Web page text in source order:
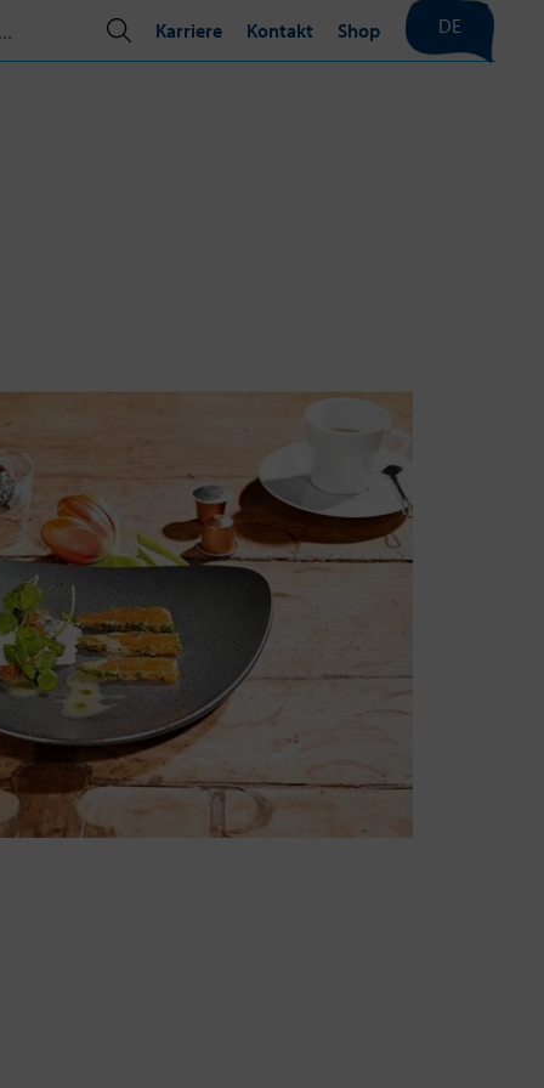
Karriere Kontakt Shop DE